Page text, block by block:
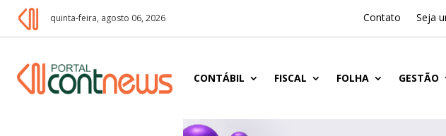
quinta-feira, agosto 06, 2026 Contato Seja
CONTÁBIL FISCAL FOLHA GESTÃO